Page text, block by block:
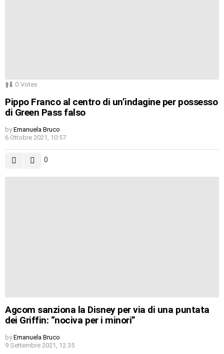
0 Votes
Pippo Franco al centro di un’indagine per possesso
di Green Pass falso
by Emanuela Bruco
6 Ottobre 2021, 10:57
0
Agcom sanziona la Disney per via di una puntata
dei Griffin: “nociva per i minori”
by Emanuela Bruco
9 Settembre 2021, 12:35